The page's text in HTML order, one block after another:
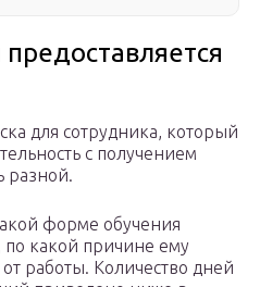
для сотрудника, который
с получением
разной.
форме обучения
какой причине ему
работы. Количество дней